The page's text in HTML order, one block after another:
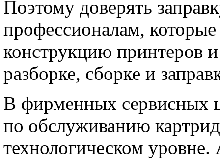
Поэтому доверять
профессионалам,
конструкцию принтеров
разборке, сборке и
В фирменных сервисных
по обслуживанию
технологическом уровне.